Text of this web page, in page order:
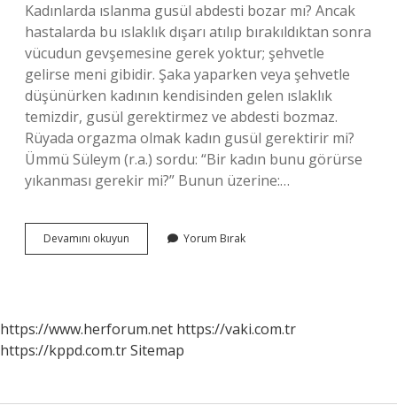
Kadınlarda ıslanma gusül abdesti bozar mı? Ancak
hastalarda bu ıslaklık dışarı atılıp bırakıldıktan sonra
vücudun gevşemesine gerek yoktur; şehvetle
gelirse meni gibidir. Şaka yaparken veya şehvetle
düşünürken kadının kendisinden gelen ıslaklık
temizdir, gusül gerektirmez ve abdesti bozmaz.
Rüyada orgazma olmak kadın gusül gerektirir mi?
Ümmü Süleym (r.a.) sordu: “Bir kadın bunu görürse
yıkanması gerekir mi?” Bunun üzerine:…
Devamını okuyun
Gusül
Yorum Bırak
https://www.herforum.net https://vaki.com.tr
https://kppd.com.trSitemap